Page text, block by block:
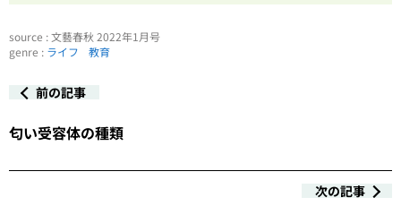
source : 文藝春秋 2022年1月号
genre : ライフ 教育
前の記事
匂い受容体の種類
次の記事